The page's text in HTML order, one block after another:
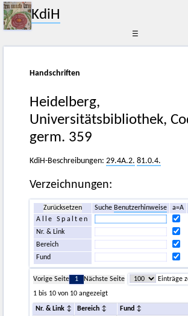
KdiH
☰
Handschriften
Heidelberg,
Universitätsbibliothek,
germ. 359
KdiH-Beschreibungen:29.4A.2. 81.0.4.
Verzeichnungen:
Zurücksetzen Suche Benutzerhinweise a=A
Alle Spalten
Nr. & Link
Bereich
Fund
Vorige Seite 1 Nächste Seite
Einträge
1 bis 10 von 10 angezeigt
Nr. & Link Bereich
Fund